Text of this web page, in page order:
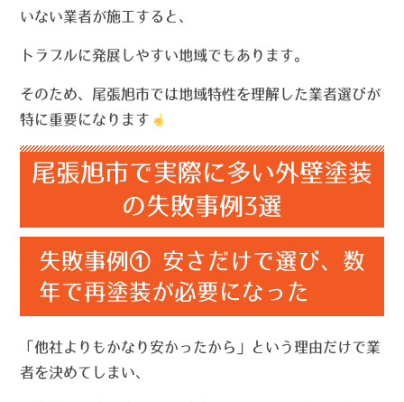
いない業者が施工すると、
トラブルに発展しやすい地域でもあります。
そのため、尾張旭市では地域特性を理解した業者選びが
特に重要になります
尾張旭市で実際に多い外壁塗装
の失敗事例3選
失敗事例① 安さだけで選び、数
年で再塗装が必要になった
「他社よりもかなり安かったから」という理由だけで業
者を決めてしまい、